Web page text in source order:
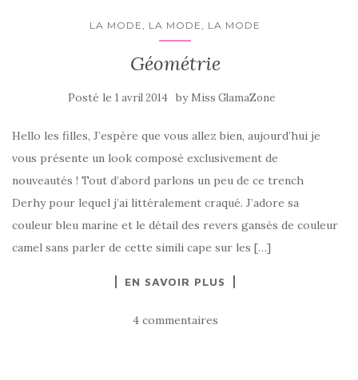
LA MODE, LA MODE, LA MODE
Géométrie
Posté le 1 avril 2014 by Miss GlamaZone
Hello les filles, J’espère que vous allez bien, aujourd’hui je
vous présente un look composé exclusivement de
nouveautés ! Tout d’abord parlons un peu de ce trench
Derhy pour lequel j’ai littéralement craqué. J’adore sa
couleur bleu marine et le détail des revers gansés de couleur
camel sans parler de cette simili cape sur les […]
EN SAVOIR PLUS
4 commentaires